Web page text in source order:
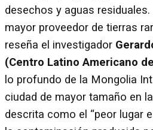
desechos y aguas residuales.
mayor proveedor de tierras
reseña el investigador
(Centro Latino Americano
lo profundo de la Mongolia
ciudad de mayor tamaño en
descrita como el “peor lugar